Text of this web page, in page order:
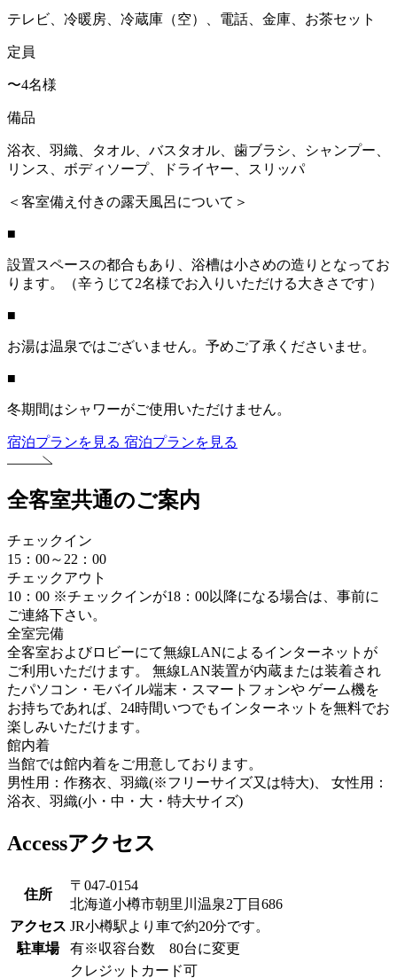
テレビ、冷暖房、冷蔵庫（空）、電話、金庫、お茶セット
定員
〜4名様
備品
浴衣、羽織、タオル、バスタオル、歯ブラシ、シャンプー、
リンス、ボディソープ、ドライヤー、スリッパ
＜客室備え付きの露天風呂について＞
■
設置スペースの都合もあり、浴槽は小さめの造りとなってお
ります。（辛うじて2名様でお入りいただける大きさです）
■
お湯は温泉ではございません。予めご了承くださいませ。
■
冬期間はシャワーがご使用いただけません。
宿泊プランを見る 宿泊プランを見る
全客室共通のご案内
チェックイン
15：00～22：00
チェックアウト
10：00 ※チェックインが18：00以降になる場合は、事前に
ご連絡下さい。
全室完備
全客室およびロビーにて無線LANによるインターネットが
ご利用いただけます。 無線LAN装置が内蔵または装着され
たパソコン・モバイル端末・スマートフォンや ゲーム機を
お持ちであれば、24時間いつでもインターネットを無料でお
楽しみいただけます。
館内着
当館では館内着をご用意しております。
男性用：作務衣、羽織(※フリーサイズ又は特大)、 女性用：
浴衣、羽織(小・中・大・特大サイズ)
Accessアクセス
住所
〒047-0154
北海道小樽市朝里川温泉2丁目686
アクセス JR小樽駅より車で約20分です。
駐車場
有※収容台数 80台に変更
クレジットカード可